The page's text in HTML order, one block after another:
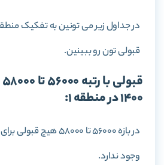
قبولی تون رو ببینین.
1400 در منطقه 1:
وجود ندارد.